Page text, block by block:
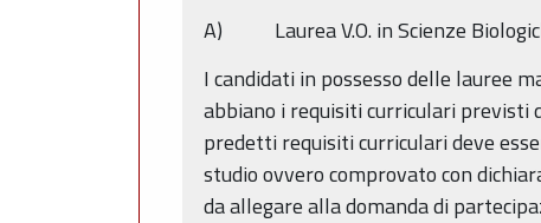
A) Laurea V.O. in Scienze
I candidati in possesso delle lauree
abbiano i requisiti curriculari
predetti requisiti curriculari deve
studio ovvero comprovato con
da allegare alla domanda di